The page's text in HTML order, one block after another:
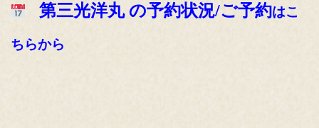
第三光洋丸 の予約状況/ご予約はこ
ちらから